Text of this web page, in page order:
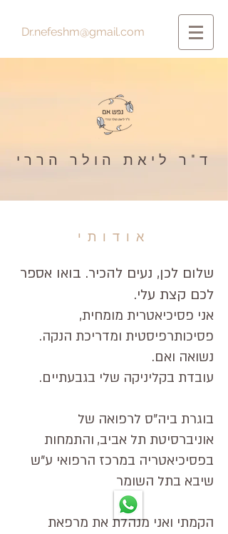
Dr.nefeshm@gmail.com
אודותי
שלום לכן, נעים להכיר. בואו אספר
לכם קצת עלי.
אני פסיכיאטרית מומחית,
פסיכותרפיסטית ומדריכת הנקה.
נשואה ואם.
עובדת בקליניקה שלי בגבעתיים.
בוגרת ביה"ס לרפואה של
אוניברסיטת תל אביב, והתמחות
בפסיכיאטריה במרכז הרפואי ע"ש
שיבא בתל השומר
הקמתי ואני מנהלת את מרפאת
ד"ר ליאת הולר הררי